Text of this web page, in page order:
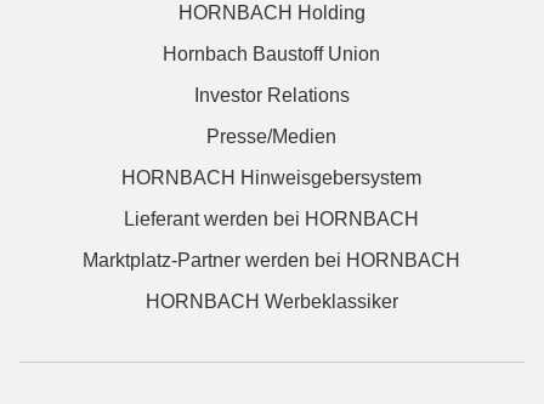
HORNBACH Holding
Hornbach Baustoff Union
Investor Relations
Presse/Medien
HORNBACH Hinweisgebersystem
Lieferant werden bei HORNBACH
Marktplatz-Partner werden bei HORNBACH
HORNBACH Werbeklassiker